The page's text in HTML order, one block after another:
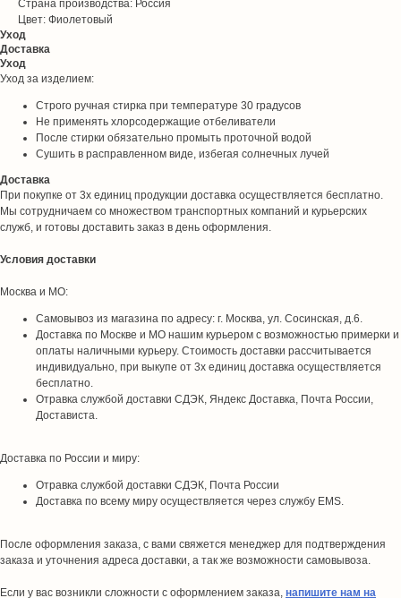
Страна производства: Россия
Цвет: Фиолетовый
Уход
Доставка
Уход
Уход за изделием:
Строго ручная стирка при температуре 30 градусов
Не применять хлорсодержащие отбеливатели
После стирки обязательно промыть проточной водой
Сушить в расправленном виде, избегая солнечных лучей
Доставка
При покупке от 3х единиц продукции доставка осуществляется бесплатно.
Мы сотрудничаем со множеством транспортных компаний и курьерских
служб, и готовы доставить заказ в день оформления.
Условия доставки
Москва и МО:
Самовывоз из магазина по адресу: г. Москва, ул. Сосинская, д.6.
Доставка по Москве и МО нашим курьером с возможностью примерки и
оплаты наличными курьеру. Стоимость доставки рассчитывается
индивидуально, при выкупе от 3х единиц доставка осуществляется
бесплатно.
Отравка службой доставки СДЭК, Яндекс Доставка, Почта России,
Достависта.
Доставка по России и миру:
Отравка службой доставки СДЭК, Почта России
Доставка по всему миру осуществляется через службу EMS.
После оформления заказа, с вами свяжется менеджер для подтверждения
заказа и уточнения адреса доставки, а так же возможности самовывоза.
Если у вас возникли сложности с оформлением заказа, напишите нам на